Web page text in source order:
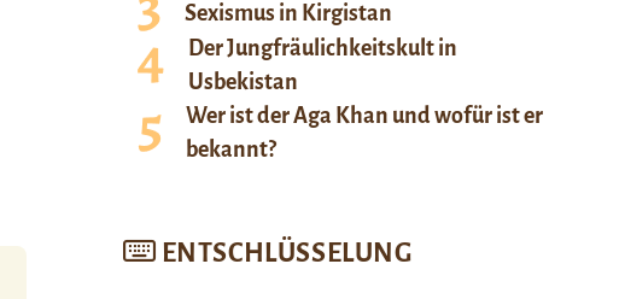
Sexismus in Kirgistan
Der Jungfräulichkeitskult in
Usbekistan
Wer ist der Aga Khan und wofür ist er
bekannt?
ENTSCHLÜSSELUNG